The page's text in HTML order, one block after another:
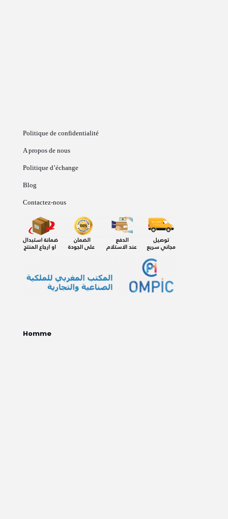
Politique de confidentialité
A propos de nous
Politique d’échange
Blog
Contactez-nous
Homme